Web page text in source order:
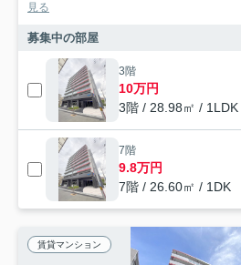
見る
募集中の部屋
3階
10万円
3階 / 28.98㎡ / 1LDK
7階
9.8万円
7階 / 26.60㎡ / 1DK
賃貸マンション